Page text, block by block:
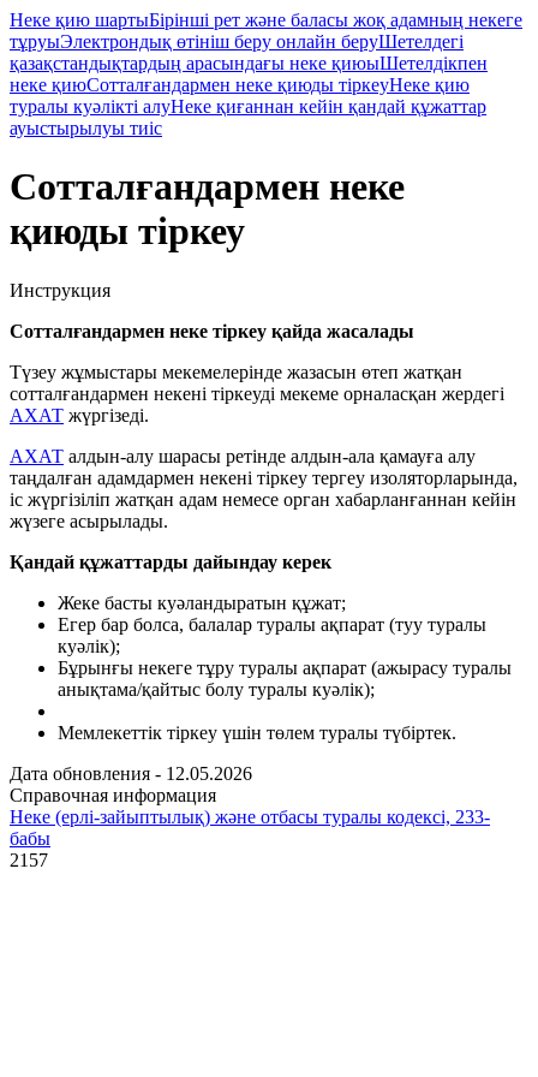
Неке қию шартыБірінші рет және баласы жоқ адамның некеге
тұруыЭлектрондық өтініш беру онлайн беруШетелдегі
қазақстандықтардың арасындағы неке қиюыШетелдікпен
неке қиюСотталғандармен неке қиюды тіркеуНеке қию
туралы куәлікті алуНеке қиғаннан кейін қандай құжаттар
ауыстырылуы тиіс
Сотталғандармен неке
қиюды тіркеу
Инструкция
Сотталғандармен неке тіркеу қайда жасалады
Түзеу жұмыстары мекемелерінде жазасын өтеп жатқан
сотталғандармен некені тіркеуді мекеме орналасқан жердегі
АХАТ жүргізеді.
АХАТ алдын-алу шарасы ретінде алдын-ала қамауға алу
таңдалған адамдармен некені тіркеу тергеу изоляторларында,
іс жүргізіліп жатқан адам немесе орган хабарланғаннан кейін
жүзеге асырылады.
Қандай құжаттарды дайындау керек
Жеке басты куәландыратын құжат;
Егер бар болса, балалар туралы ақпарат (туу туралы
куәлік);
Бұрынғы некеге тұру туралы ақпарат (ажырасу туралы
анықтама/қайтыс болу туралы куәлік);
Мемлекеттік тіркеу үшін төлем туралы түбіртек.
Дата обновления - 12.05.2026
Справочная информация
Неке (ерлі-зайыптылық) және отбасы туралы кодексі, 233-
бабы
2157